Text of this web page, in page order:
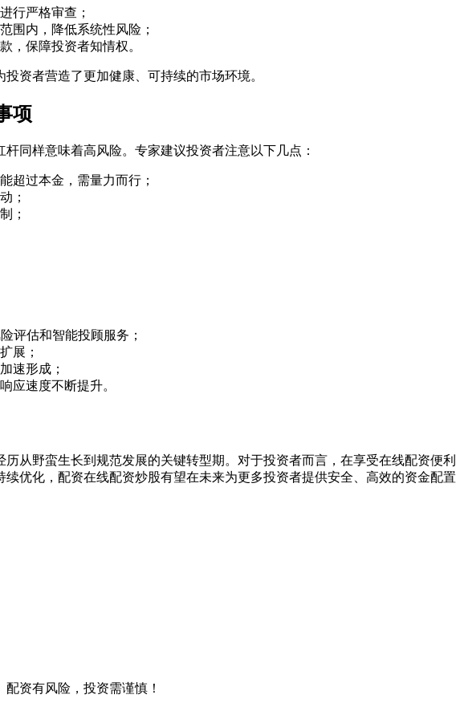
行严格审查；
围内，降低系统性风险；
，保障投资者知情权。
资者营造了更加健康、可持续的市场环境。
项
同样意味着高风险。专家建议投资者注意以下几点：
超过本金，需量力而行；
；
；
评估和智能投顾服务；
展；
速形成；
应速度不断提升。
从野蛮生长到规范发展的关键转型期。对于投资者而言，在享受在线配资便
优化，配资在线配资炒股有望在未来为更多投资者提供安全、高效的资金配置
资有风险，投资需谨慎！